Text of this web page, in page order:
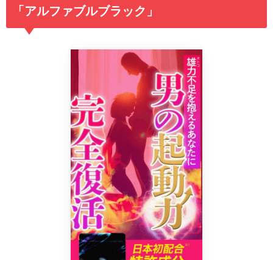
「アルファブルブラック」